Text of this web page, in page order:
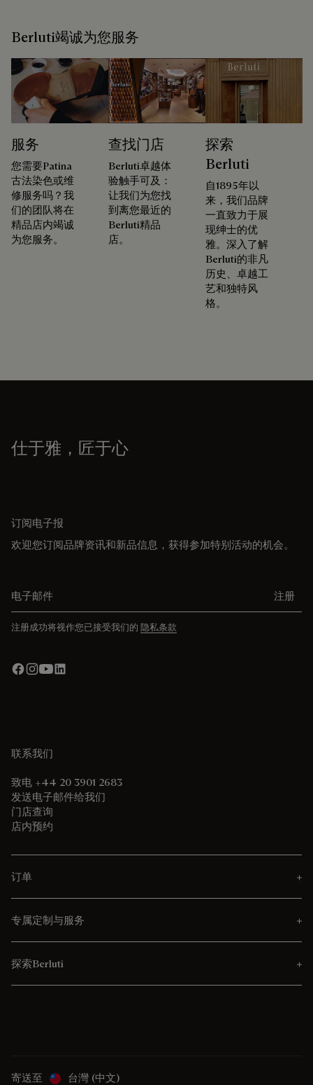
Berluti竭诚为您服务
服务
您需要Patina
古法染色或维
修服务吗？我
们的团队将在
精品店内竭诚
为您服务。
查找门店
Berluti卓越体
验触手可及：
让我们为您找
到离您最近的
Berluti精品
店。
探索
Berluti
自1895年以
来，我们品牌
一直致力于展
现绅士的优
雅。深入了解
Berluti的非凡
历史、卓越工
艺和独特风
格。
仕于雅，匠于心
订阅电子报
欢迎您订阅品牌资讯和新品信息，获得参加特别活动的机会。
注册
注册成功将视作您已接受我们的 隐私条款
联系我们
致电 +44 20 3901 2683
发送电子邮件给我们
门店查询
店内预约
订单
专属定制与服务
探索Berluti
寄送至 台灣 (中文)